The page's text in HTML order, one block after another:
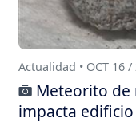
Actualidad • OCT 16 /
Meteorito de
impacta edificio